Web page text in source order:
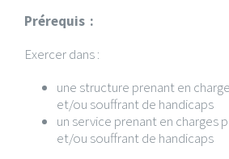
Prérequis :
Exercer dans :
une structure prenant en
et/ou souffrant de handicaps
un service prenant en charges
et/ou souffrant de handicaps